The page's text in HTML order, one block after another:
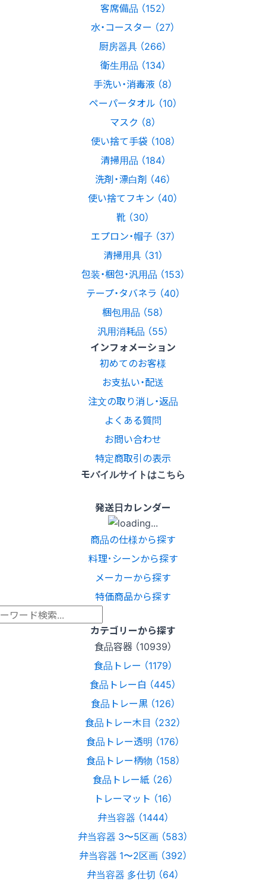
客席備品 （152）
水・コースター （27）
厨房器具 （266）
衛生用品 （134）
手洗い・消毒液 （8）
ペーパータオル （10）
マスク （8）
使い捨て手袋 （108）
清掃用品 （184）
洗剤・漂白剤 （46）
使い捨てフキン （40）
靴 （30）
エプロン・帽子 （37）
清掃用具 （31）
包装・梱包・汎用品 （153）
テープ・タバネラ （40）
梱包用品 （58）
汎用消耗品 （55）
インフォメーション
初めてのお客様
お支払い・配送
注文の取り消し・返品
よくある質問
お問い合わせ
特定商取引の表示
モバイルサイトはこちら
発送日カレンダー
商品の仕様から探す
料理･シーンから探す
メーカーから探す
特価商品から探す
カテゴリーから探す
食品容器 （10939）
食品トレー （1179）
食品トレー白 （445）
食品トレー黒 （126）
食品トレー木目 （232）
食品トレー透明 （176）
食品トレー柄物 （158）
食品トレー紙 （26）
トレーマット （16）
弁当容器 （1444）
弁当容器 3〜5区画 （583）
弁当容器 1〜2区画 （392）
弁当容器 多仕切 （64）